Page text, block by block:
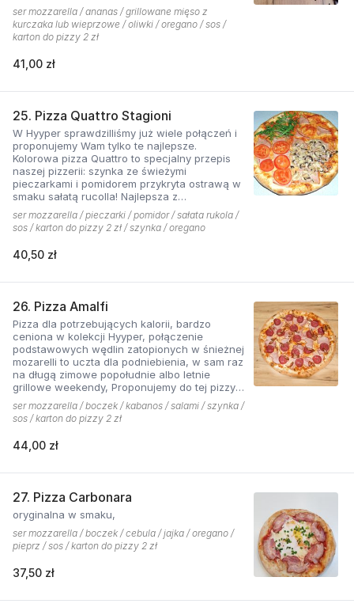
ser mozzarella / ananas / grillowane mięso z
kurczaka lub wieprzowe / oliwki / oregano / sos /
karton do pizzy 2 zł
41,00 zł
25. Pizza Quattro Stagioni
W Hyyper sprawdzilliśmy już wiele połączeń i
proponujemy Wam tylko te najlepsze.
Kolorowa pizza Quattro to specjalny przepis
naszej pizzerii: szynka ze świeżymi
pieczarkami i pomidorem przykryta ostrawą w
smaku sałatą rucolla! Najlepsza z
czosnkowym sosem według naszej receptury
ser mozzarella / pieczarki / pomidor / sałata rukola /
sos / karton do pizzy 2 zł / szynka / oregano
40,50 zł
26. Pizza Amalfi
Pizza dla potrzebujących kalorii, bardzo
ceniona w kolekcji Hyyper, połączenie
podstawowych wędlin zatopionych w śnieżnej
mozarelli to uczta dla podniebienia, w sam raz
na długą zimowe popołudnie albo letnie
grillowe weekendy, Proponujemy do tej pizzy
sos pomidorowy pikantny z dodatkiem cebuli.
ser mozzarella / boczek / kabanos / salami / szynka /
sos / karton do pizzy 2 zł
44,00 zł
27. Pizza Carbonara
oryginalna w smaku,
ser mozzarella / boczek / cebula / jajka / oregano /
pieprz / sos / karton do pizzy 2 zł
37,50 zł